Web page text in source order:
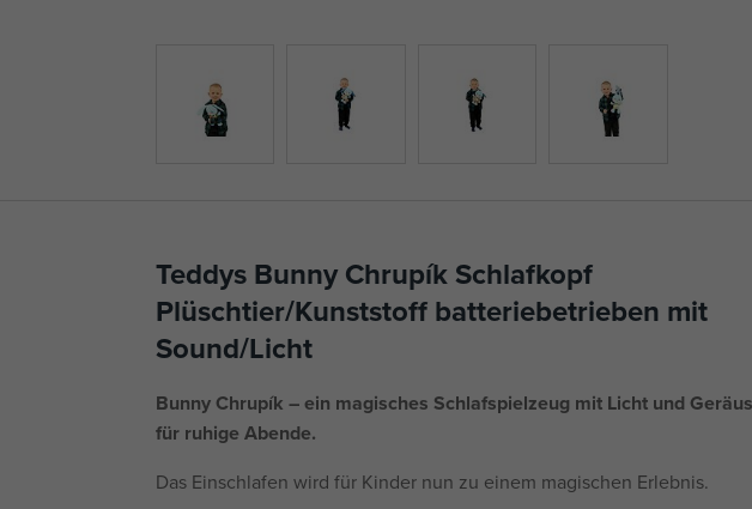
Teddys Bunny Chrupík Schlafkopf
Plüschtier/Kunststoff batteriebetrieben mit
Sound/Licht
Bunny Chrupík – ein magisches Schlafspielzeug mit Licht und
für ruhige Abende.
Das Einschlafen wird für Kinder nun zu einem magischen Erlebnis.